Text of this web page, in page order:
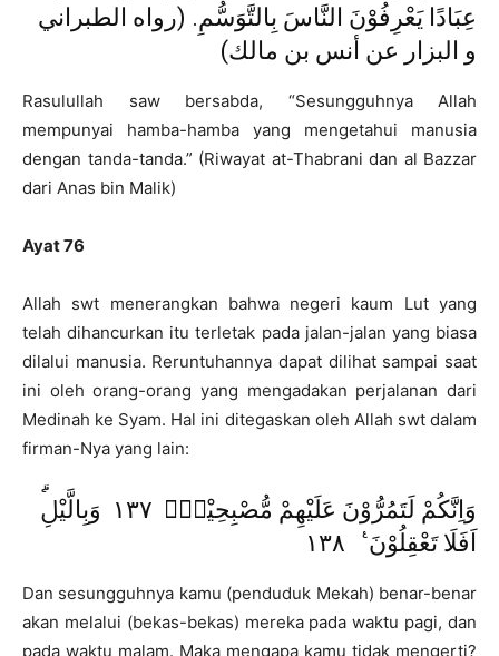
عِبَادًا يَعْرِفُوْنَ النَّاسَ بِالتَّوَسُّمِ. (رواه الطبراني
و البزار عن أنس بن مالك)
Rasulullah saw bersabda, “Sesungguhnya Allah
mempunyai hamba-hamba yang mengetahui manusia
dengan tanda-tanda.” (Riwayat at-Thabrani dan al Bazzar
dari Anas bin Malik)
Ayat 76
Allah swt menerangkan bahwa negeri kaum Lut yang
telah dihancurkan itu terletak pada jalan-jalan yang biasa
dilalui manusia. Reruntuhannya dapat dilihat sampai saat
ini oleh orang-orang yang mengadakan perjalanan dari
Medinah ke Syam. Hal ini ditegaskan oleh Allah swt dalam
firman-Nya yang lain:
وَاِنَّكُمْ لَتَمُرُّوْنَ عَلَيْهِمْ مُّصْبِحِيْنَۙ ١٣٧ وَبِالَّيْلِۗ
اَفَلَا تَعْقِلُوْنَ ࣖ ١٣٨
Dan sesungguhnya kamu (penduduk Mekah) benar-benar
akan melalui (bekas-bekas) mereka pada waktu pagi, dan
pada waktu malam. Maka mengapa kamu tidak mengerti?